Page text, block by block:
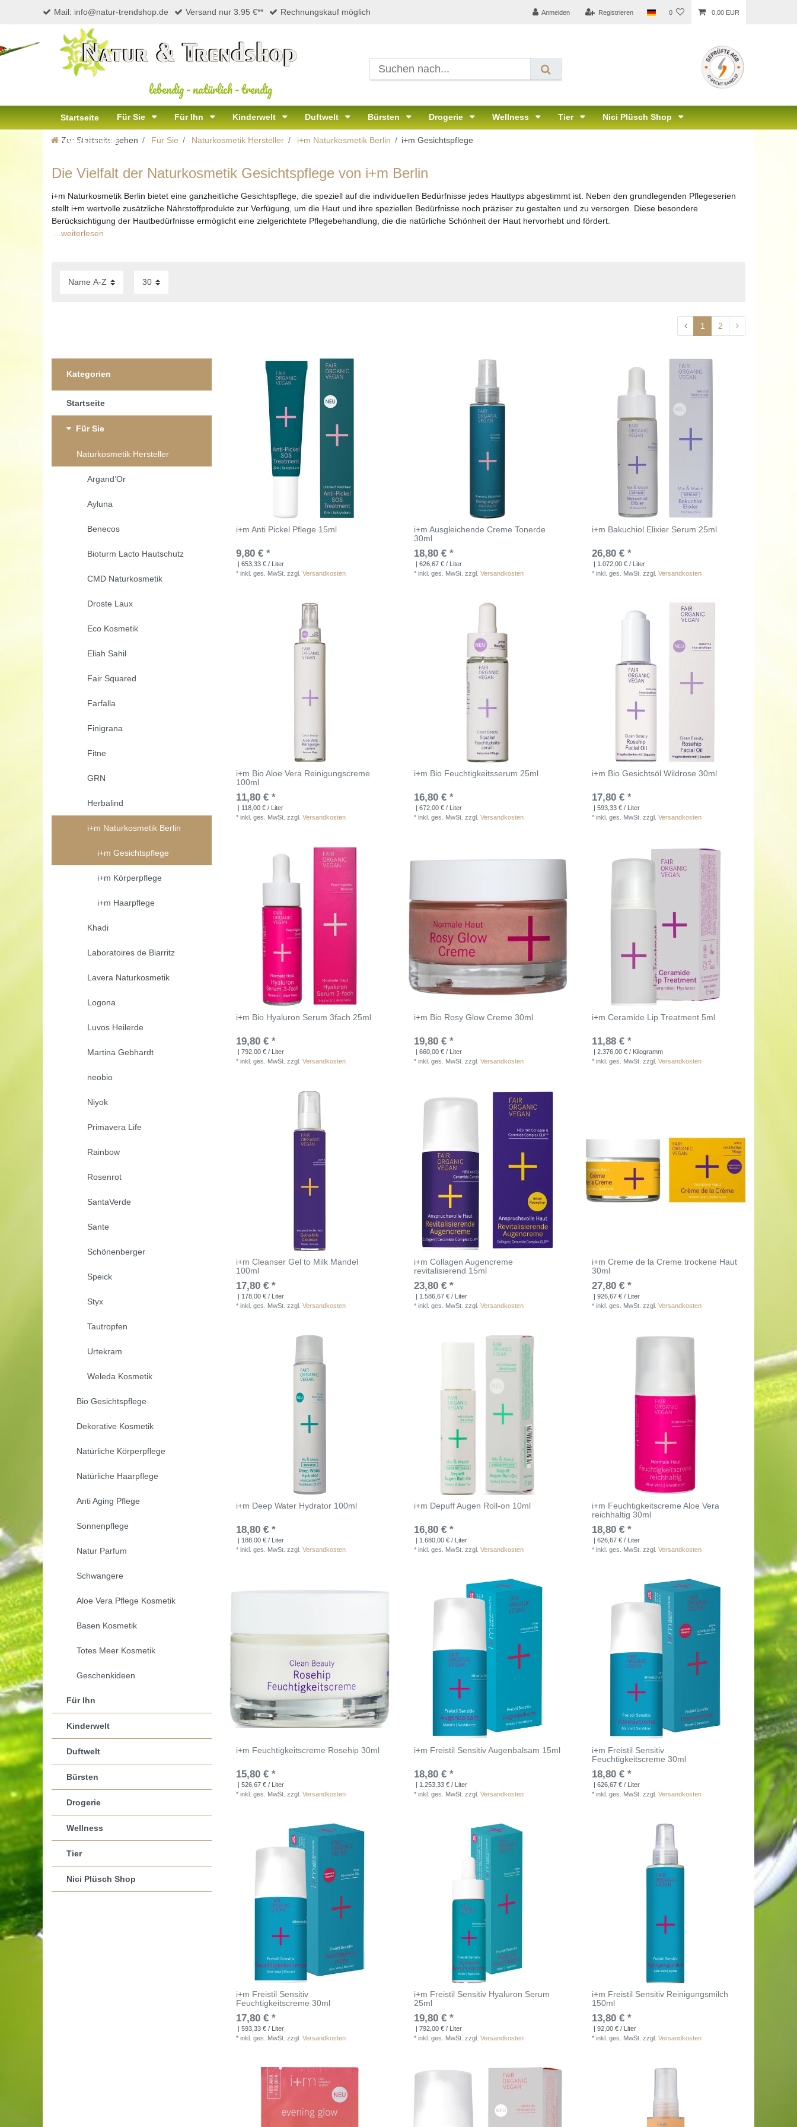
Mail: info@natur-trendshop.de Versand nur 3.95 €** Rechnungskauf möglich Anmelden Registrieren 0 0,00 EUR
lebendig-natürlich-trendig
Startseite Für Sie Für Ihn Kinderwelt Duftwelt Bürsten Drogerie Wellness Tier Nici Plüsch Shop
Naturkosmetik
Zur Startseite gehen Für Sie Naturkosmetik Hersteller i+m Naturkosmetik Berlin i+m Gesichtspflege
Die Vielfalt der Naturkosmetik Gesichtspflege von i+m Berlin
i+m Naturkosmetik Berlin bietet eine ganzheitliche Gesichtspflege, die speziell auf die individuellen Bedürfnisse jedes Hauttyps abgestimmt ist. Neben den grundlegenden Pflegeserien
stellt i+m wertvolle zusätzliche Nährstoffprodukte zur Verfügung, um die Haut und ihre speziellen Bedürfnisse noch präziser zu gestalten und zu versorgen. Diese besondere
Berücksichtigung der Hautbedürfnisse ermöglicht eine zielgerichtete Pflegebehandlung, die die natürliche Schönheit der Haut hervorhebt und fördert.
...weiterlesen
1 2
Kategorien
Startseite
Für Sie
Naturkosmetik Hersteller
Argand’Or
Ayluna
Benecos
Bioturm Lacto Hautschutz
CMD Naturkosmetik
Droste Laux
Eco Kosmetik
Eliah Sahil
Fair Squared
Farfalla
Finigrana
Fitne
GRN
Herbalind
i+m Naturkosmetik Berlin
i+m Gesichtspflege
i+m Körperpflege
i+m Haarpflege
Khadi
Laboratoires de Biarritz
Lavera Naturkosmetik
Logona
Luvos Heilerde
Martina Gebhardt
neobio
Niyok
Primavera Life
Rainbow
Rosenrot
SantaVerde
Sante
Schönenberger
Speick
Styx
Tautropfen
Urtekram
Weleda Kosmetik
Bio Gesichtspflege
Dekorative Kosmetik
Natürliche Körperpflege
Natürliche Haarpflege
Anti Aging Pflege
Sonnenpflege
Natur Parfum
Schwangere
Aloe Vera Pflege Kosmetik
Basen Kosmetik
Totes Meer Kosmetik
Geschenkideen
Für Ihn
Kinderwelt
Duftwelt
Bürsten
Drogerie
Wellness
Tier
Nici Plüsch Shop
i+m Anti Pickel Pflege 15ml
9,80 € *
| 653,33 € / Liter
*inkl. ges. MwSt. zzgl.Versandkosten
i+m Ausgleichende Creme Tonerde
30ml
18,80 € *
| 626,67 € / Liter
*inkl. ges. MwSt. zzgl.Versandkosten
i+m Bakuchiol Elixier Serum 25ml
26,80 € *
| 1.072,00 € / Liter
*inkl. ges. MwSt. zzgl.Versandkosten
i+m Bio Aloe Vera Reinigungscreme
100ml
11,80 € *
| 118,00 € / Liter
*inkl. ges. MwSt. zzgl.Versandkosten
i+m Bio Feuchtigkeitsserum 25ml
16,80 € *
| 672,00 € / Liter
*inkl. ges. MwSt. zzgl.Versandkosten
i+m Bio Gesichtsöl Wildrose 30ml
17,80 € *
| 593,33 € / Liter
*inkl. ges. MwSt. zzgl.Versandkosten
i+m Bio Hyaluron Serum 3fach 25ml
19,80 € *
| 792,00 € / Liter
*inkl. ges. MwSt. zzgl.Versandkosten
i+m Bio Rosy Glow Creme 30ml
19,80 € *
| 660,00 € / Liter
*inkl. ges. MwSt. zzgl.Versandkosten
i+m Ceramide Lip Treatment 5ml
11,88 € *
| 2.376,00 € / Kilogramm
*inkl. ges. MwSt. zzgl.Versandkosten
i+m Cleanser Gel to Milk Mandel
100ml
17,80 € *
| 178,00 € / Liter
*inkl. ges. MwSt. zzgl.Versandkosten
i+m Collagen Augencreme
revitalisierend 15ml
23,80 € *
| 1.586,67 € / Liter
*inkl. ges. MwSt. zzgl.Versandkosten
i+m Creme de la Creme trockene Haut
30ml
27,80 € *
| 926,67 € / Liter
*inkl. ges. MwSt. zzgl.Versandkosten
i+m Deep Water Hydrator 100ml
18,80 € *
| 188,00 € / Liter
*inkl. ges. MwSt. zzgl.Versandkosten
i+m Depuff Augen Roll-on 10ml
16,80 € *
| 1.680,00 € / Liter
*inkl. ges. MwSt. zzgl.Versandkosten
i+m Feuchtigkeitscreme Aloe Vera
reichhaltig 30ml
18,80 € *
| 626,67 € / Liter
*inkl. ges. MwSt. zzgl.Versandkosten
i+m Feuchtigkeitscreme Rosehip 30ml
15,80 € *
| 526,67 € / Liter
*inkl. ges. MwSt. zzgl.Versandkosten
i+m Freistil Sensitiv Augenbalsam 15ml
18,80 € *
| 1.253,33 € / Liter
*inkl. ges. MwSt. zzgl.Versandkosten
i+m Freistil Sensitiv
Feuchtigkeitscreme 30ml
18,80 € *
| 626,67 € / Liter
*inkl. ges. MwSt. zzgl.Versandkosten
i+m Freistil Sensitiv
Feuchtigkeitscreme 30ml
17,80 € *
| 593,33 € / Liter
*inkl. ges. MwSt. zzgl.Versandkosten
i+m Freistil Sensitiv Hyaluron Serum
25ml
19,80 € *
| 792,00 € / Liter
*inkl. ges. MwSt. zzgl.Versandkosten
i+m Freistil Sensitiv Reinigungsmilch
150ml
13,80 € *
| 92,00 € / Liter
*inkl. ges. MwSt. zzgl.Versandkosten